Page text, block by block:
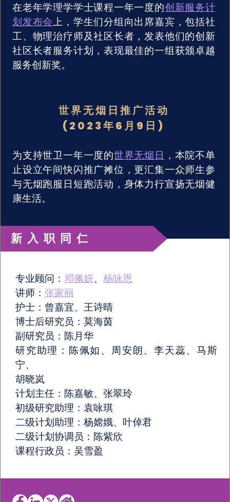
在老年学理学学士课程一年一度的创新服务计
划发布会上，学生们分组向出席嘉宾，包括社
工、物理治疗师及社区长者，发表他们的创新
社区长者服务计划，表现最佳的一组获颁卓越
服务创新奖。
世界无烟日推广活动
(2023年6月9日)
为支持世卫一年一度的世界无烟日 ，本院不单
止设立午间快闪推广摊位，更汇集一众师生参
与无烟跑服日短跑活动，身体力行宣扬无烟健
康生活。
新入职同仁
专业顾问： 邓佩妍、 杨咏恩
讲师： 张家丽
护士：曾嘉宜、王诗晴
博士后研究员：莫海茵
副研究员：陈月华
研究助理：陈佩如、周安朗、李天蕊、马斯
宁、
胡晓岚
计划主任：陈嘉敏、张翠玲
初级研究助理：袁咏琪
二级计划助理：杨嫦娥、叶倬君
二级计划协调员：陈紫欣
课程行政员：吴雪盈